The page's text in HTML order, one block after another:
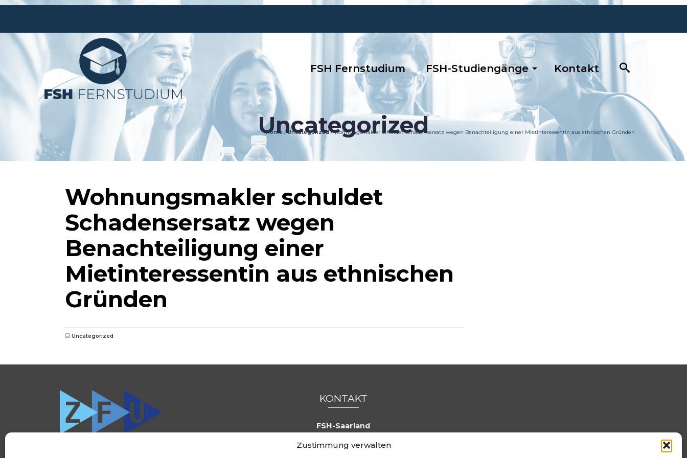
Zustimmung verwalten
FSH Fernstudium FSH-Studiengänge Kontakt
Uncategorized
Home / Uncategorized / Wohnungsmakler schuldet Schadensersatz wegen Benachteiligung einer Mietinteressentin aus ethnischen Gründen
Wohnungsmakler schuldet
Schadensersatz wegen
Benachteiligung einer
Mietinteressentin aus ethnischen
Gründen
Uncategorized
KONTAKT
FSH-Saarland
66119 Saarbrücken